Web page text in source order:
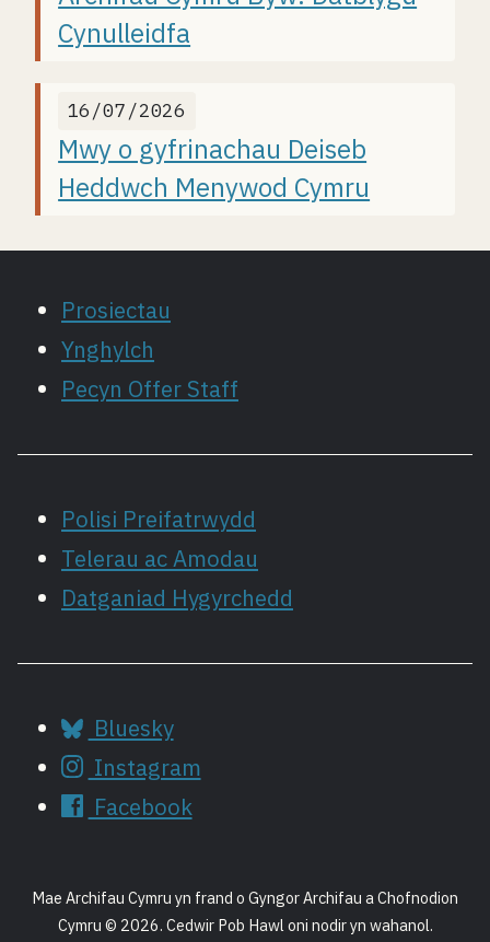
Cynulleidfa
16/07/2026
Mwy o gyfrinachau Deiseb
Heddwch Menywod Cymru
Prosiectau
Ynghylch
Pecyn Offer Staff
Polisi Preifatrwydd
Telerau ac Amodau
Datganiad Hygyrchedd
Bluesky
Instagram
Facebook
Mae Archifau Cymru yn frand o Gyngor Archifau a Chofnodion
Cymru © 2026. Cedwir Pob Hawl oni nodir yn wahanol.